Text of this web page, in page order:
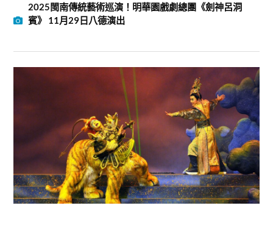
2025閩南傳統藝術巡演！明華園戲劇總團《劍神呂洞
賓》 11月29日八德演出